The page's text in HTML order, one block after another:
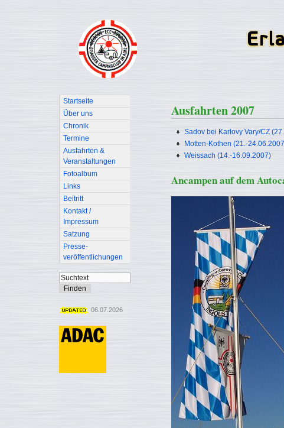
Ausfahrten 2007
Sadov bei Karlovy Vary/CZ
Motten-Kothen (21.-
Weissach (14.-16.09.2007)
Ancampen auf dem
Startseite
Über uns
Chronik
Termine
Ausfahrten &
Veranstaltungen
Fotoalbum
Links
Beitritt
Kontakt /
Impressum
Satzung
Presse-
veröffentlichungen
06.07.2026